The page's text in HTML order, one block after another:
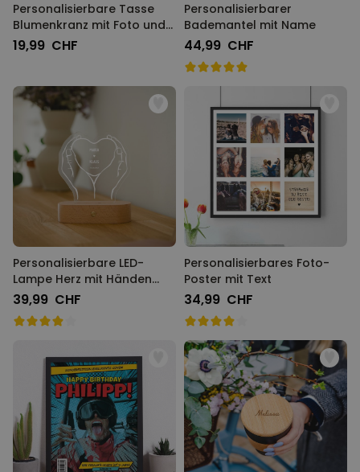
Personalisierbare Tasse
Blumenkranz mit Foto und
Text
19,99 CHF
Personalisierbarer
Bademantel mit Name
44,99 CHF
Personalisierbare LED-
Lampe Herz mit Händen
und Namen
39,99 CHF
Personalisierbares Foto-
Poster mit Text
34,99 CHF